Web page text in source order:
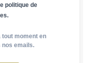
politique de
moment en
nos emails.